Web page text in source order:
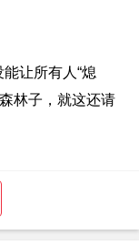
让所有人“熄
林子，就这还请